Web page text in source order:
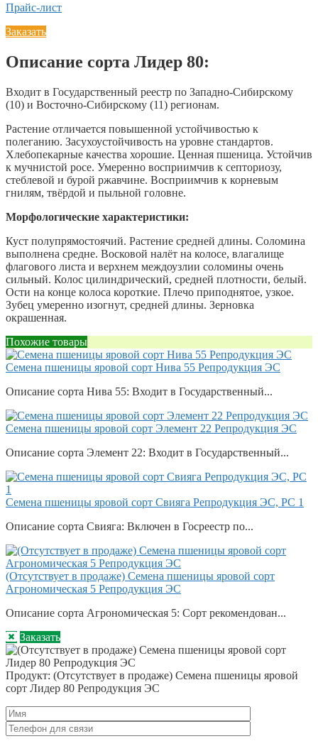
Прайс-лист
Заказать
Описание сорта Лидер 80:
Входит в Государственный реестр по Западно-Сибирскому
(10) и Восточно-Сибирскому (11) регионам.
Растение отличается повышенной устойчивостью к
полеганию. Засухоустойчивость на уровне стандартов.
Хлебопекарные качества хорошие. Ценная пшеница. Устойчив
к мучнистой росе. Умеренно восприимчив к септориозу,
стеблевой и бурой ржавчине. Восприимчив к корневым
гнилям, твёрдой и пыльной головне.
Морфологические характеристики:
Куст полупрямостоячий. Растение средней длины. Cоломина
выполнена средне. Восковой налёт на колосе, влагалище
флагового листа и верхнем междоузлии соломины очень
сильный. Колос цилиндрический, средней плотности, белый.
Ости на конце колоса короткие. Плечо приподнятое, узкое.
Зубец умеренно изогнут, средней длины. Зерновка
окрашенная.
Похожие товары
Семена пшеницы яровой сорт Нива 55 Репродукция ЭС
Описание сорта Нива 55: Входит в Государственный...
Семена пшеницы яровой сорт Элемент 22 Репродукция ЭС
Описание сорта Элемент 22: Входит в Государственный...
Семена пшеницы яровой сорт Свияга Репродукция ЭС, РС 1
Описание сорта Свияга: Включен в Госреестр по...
(Отсутствует в продаже) Семена пшеницы яровой сорт
Агрономическая 5 Репродукция ЭС
Описание сорта Агрономическая 5: Сорт рекомендован...
Заказать
Продукт: (Отсутствует в продаже) Семена пшеницы яровой
сорт Лидер 80 Репродукция ЭС